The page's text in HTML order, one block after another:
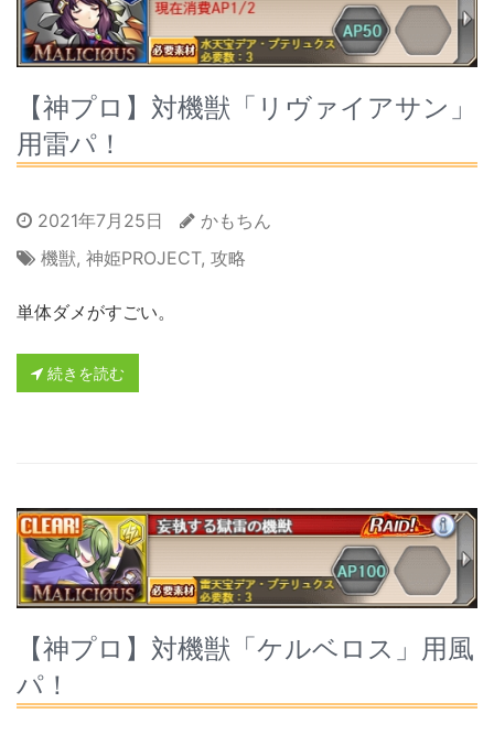
【神プロ】対機獣「リヴァイアサン」
用雷パ！
2021年7月25日
かもちん
機獣, 神姫PROJECT, 攻略
単体ダメがすごい。
続きを読む
【神プロ】対機獣「ケルベロス」用風
パ！